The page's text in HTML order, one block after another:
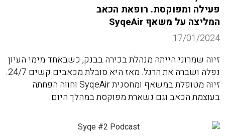
פעילה ומפוקסת. רופאת הכאב
המליצה על משאף SyqeAir
17/01/2024
זיוה שמרוני הייתה מנהלת בכירה בבנק, כשבאחד מימי העיון
נפלה ושברה את הרגל. מאז היא סובלת מכאבים קשים 24/7.
זיוה מטופלת במשאף ומחסנית SyqeAir וחווה הפחתה
בעוצמת הכאב וגם נשארת מפוקסת במהלך היום.